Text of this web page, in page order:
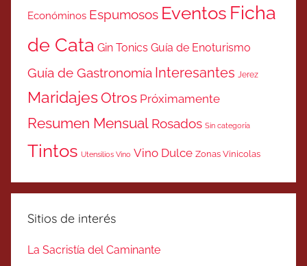
Económinos Espumosos Eventos Ficha
de Cata Gin Tonics Guía de Enoturismo
Guía de Gastronomía Interesantes Jerez
MaridajesOtros Próximamente
Resumen Mensual Rosados Sin categoría
Tintos Utensilios Vino Vino Dulce Zonas Vinicolas
Sitios de interés
La Sacristía del Caminante